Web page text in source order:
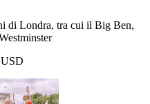
di Londra, tra cui il Big Ben,